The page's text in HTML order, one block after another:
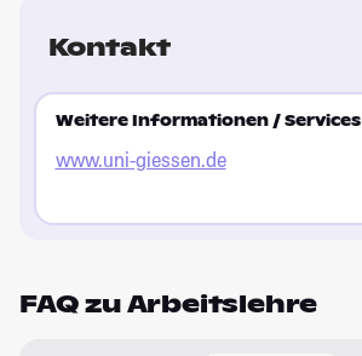
Kontakt
Weitere Informationen / Services
www.uni-giessen.de
FAQ zu Arbeitslehre